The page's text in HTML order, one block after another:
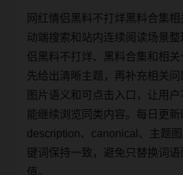
网红情侣黑料不打烊黑料合集
动端搜索和站内连续阅读场景
侣黑料不打烊、黑料合集和相
先给出清晰主题，再补充相关问
图片语义和可点击入口，让用
能继续浏览同类内容。每日更新
description、canonical、主题
键词保持一致，避免只替换词
值。